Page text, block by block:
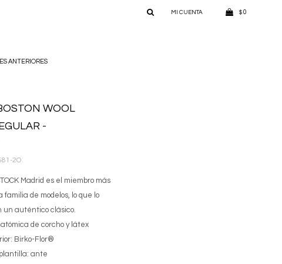
ANTERIORES
$ 0
WOOL
-
2O
Madrid es el miembro más
familia de modelos, lo que lo
un auténtico clásico.
de corcho y látex
Birko-Flor®
ante